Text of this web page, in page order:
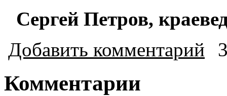
Сергей Петров,
Добавить комментарий
Комментарии